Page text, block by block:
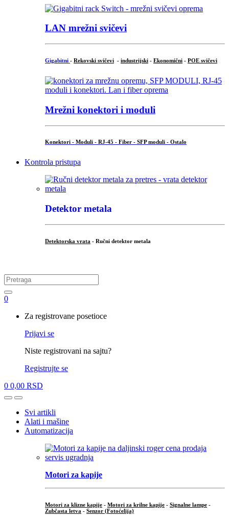
LAN mrežni svičevi
Gigabitni - Rekovski svičevi - industrijski - Ekonomični - POE svičevi
Mrežni konektori i moduli
Konektori - Moduli - RJ-45 - Fiber - SFP moduli - Ostalo
Kontrola pristupa
Detektor metala
Detektorska vrata - Ručni detektor metala
Search
for:
0
Za registrovane posetioce
Prijavi se
Niste registrovani na sajtu?
Registrujte se
0 0,00 RSD
OpenClose
Svi artikli
Alati i mašine
Automatizacija
Motori za kapije
Motori za klizne kapije - Motori za krilne kapije - Signalne lampe -
Zubčasta letva - Senzor (Fotoćelija)